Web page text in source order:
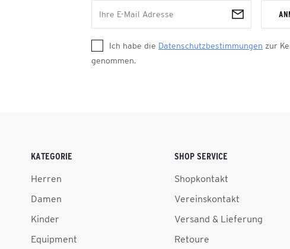
Ich habe die Datenschutzbestimmungen zur
genommen.
KATEGORIE
Herren
Damen
Kinder
Equipment
SHOP SERVICE
Shopkontakt
Vereinskontakt
Versand & Lieferung
Retoure